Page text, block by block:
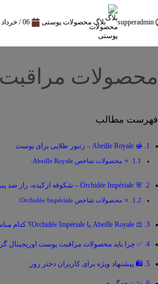
supperadmin بلاگ محصولات پوستی 06 / خرداد / 1404
محصولات
فهرست مطالب
🍯 Abeille Royale – زنبور طلایی برای پوست
⭐ محصولات شاخص Abeille Royale:
🌸 Orchidée Impériale – شکوفه ارکیده، راز ضد پیری لوکس
⭐ محصولات شاخص Orchidée Impériale:
⚖️ Abeille Royale یا Orchidée Impériale؟ کدام مناسب‌تر است؟
✅ چرا باید محصولات مراقبت پوست اوریجینال
🛍 پیشنهاد ویژه برای کاربران دختر روز: